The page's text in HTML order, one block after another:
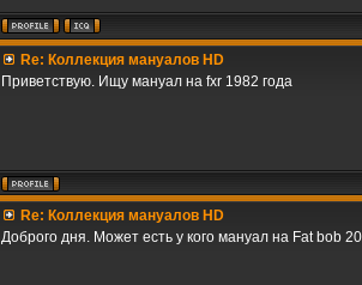
Re: Коллекция мануалов HD
Приветствую. Ищу мануал на fxr 1982 года
Re: Коллекция мануалов HD
Доброго дня. Может есть у кого мануал на Fat bob